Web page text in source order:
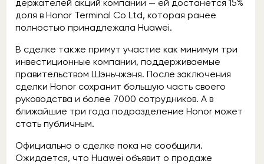
держателей акций компании — ей достанется 15%
доля в Honor Terminal Co Ltd, которая ранее
полностью принадлежала Huawei.
В сделке также примут участие как минимум три
инвестиционные компании, поддерживаемые
правительством Шэньчжэня. После заключения
сделки Honor сохранит большую часть своего
руководства и более 7000 сотрудников. А в
ближайшие три года подразделение Honor может
стать публичным.
Официально о сделке пока не сообщили.
Ожидается, что Huawei объявит о продаже